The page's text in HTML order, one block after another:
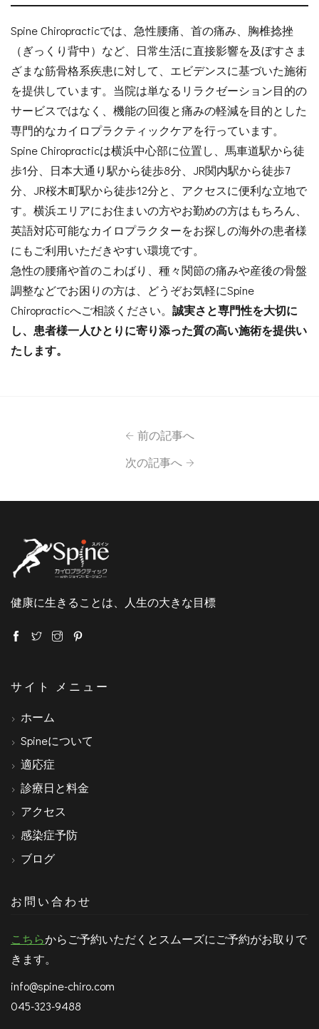
Spine Chiropracticでは、急性腰痛、首の痛み、胸椎捻挫
（ぎっくり背中）など、日常生活に直接影響を及ぼすさま
ざまな筋骨格系疾患に対して、エビデンスに基づいた施術
を提供しています。当院は単なるリラクゼーション目的の
サービスではなく、機能の回復と痛みの軽減を目的とした
専門的なカイロプラクティックケアを行っています。
Spine Chiropracticは横浜中心部に位置し、馬車道駅から徒
歩1分、日本大通り駅から徒歩8分、JR関内駅から徒歩7
分、JR桜木町駅から徒歩12分と、アクセスに便利な立地で
す。横浜エリアにお住まいの方やお勤めの方はもちろん、
英語対応可能なカイロプラクターをお探しの海外の患者様
にもご利用いただきやすい環境です。
急性の腰痛や首のこわばり、種々関節の痛みや産後の骨盤
調整などでお困りの方は、どうぞお気軽にSpine
Chiropracticへご相談ください。 誠実さと専門性を大切に
し、患者様一人ひとりに寄り添った質の高い施術を提供い
たします。
前の記事へ
次の記事へ
健康に生きることは、人生の大きな目標
サイト メニュー
ホーム
Spineについて
適応症
診療日と料金
アクセス
感染症予防
ブログ
お問い合わせ
こちらからご予約いただくとスムーズにご予約がお取りで
きます。
info@spine-chiro.com
045-323-9488